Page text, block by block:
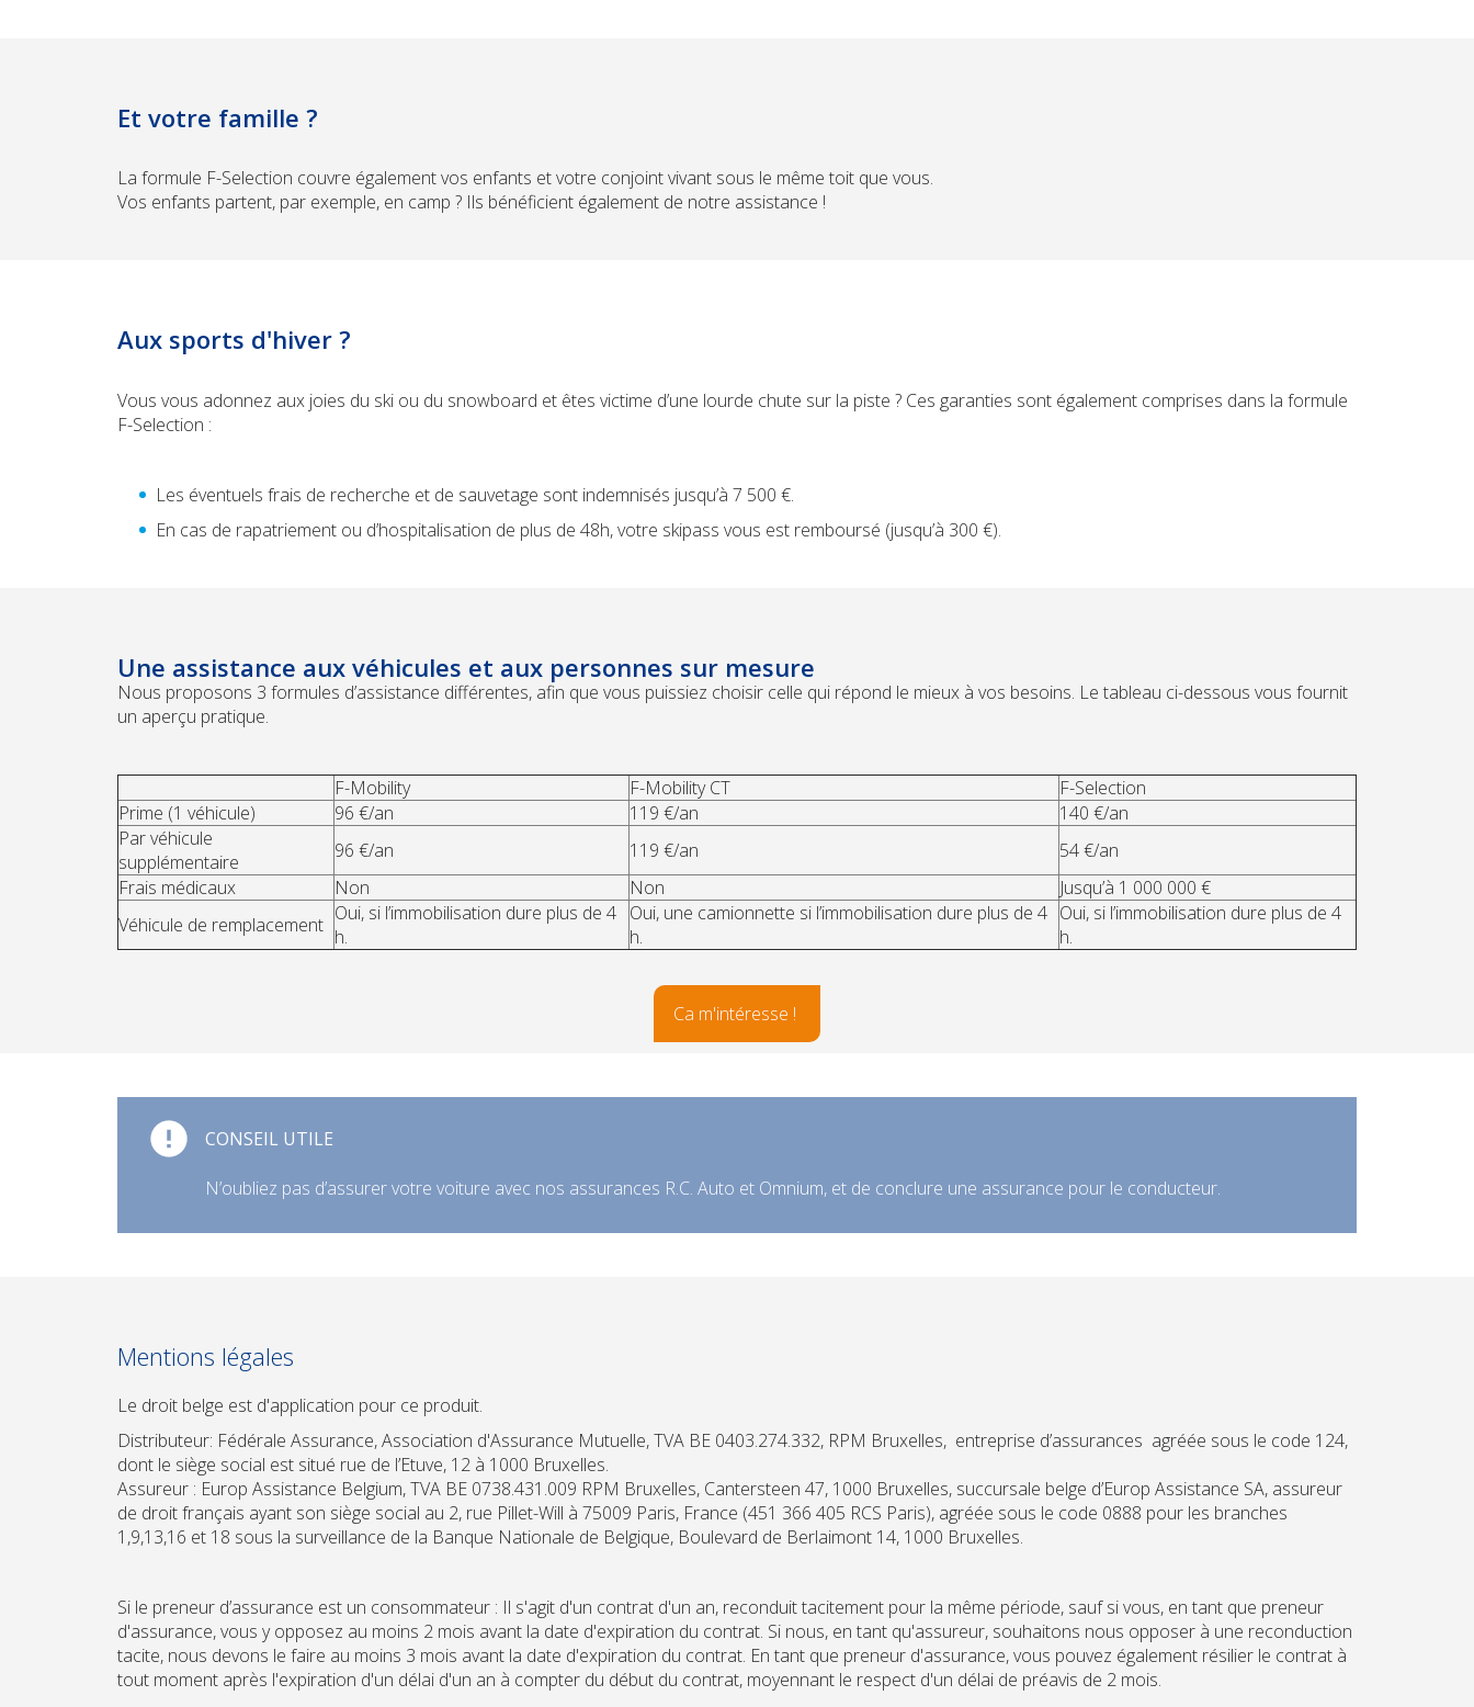
Et votre famille ?
La formule F-Selection couvre également vos enfants et votre conjoint vivant sous le même toit que vous.
Vos enfants partent, par exemple, en camp ? Ils bénéficient également de notre assistance !
Aux sports d'hiver ?
Vous vous adonnez aux joies du ski ou du snowboard et êtes victime d’une lourde chute sur la piste ? Ces garanties sont également comprises dans la formule
F-Selection :
Les éventuels frais de recherche et de sauvetage sont indemnisés jusqu’à 7 500 €.
En cas de rapatriement ou d’hospitalisation de plus de 48h, votre skipass vous est remboursé (jusqu’à 300 €).
Une assistance aux véhicules et aux personnes sur mesure
Nous proposons 3 formules d’assistance différentes, afin que vous puissiez choisir celle qui répond le mieux à vos besoins. Le tableau ci-dessous vous fournit
un aperçu pratique.
F-Mobility F-Mobility CT
F-Selection
Prime (1 véhicule)
96 €/an 119 €/an
140 €/an
Par véhicule
supplémentaire
96 €/an 119 €/an
54 €/an
Frais médicaux
Non Non
Jusqu’à 1 000 000 €
Véhicule de remplacement Oui, si l’immobilisation dure plus de 4
h.
Oui, une camionnette si l’immobilisation dure plus de 4
h.
Oui, si l’immobilisation dure plus de 4
h.
Ca m'intéresse !
CONSEIL UTILE
N’oubliez pas d’assurer votre voiture avec nos assurances R.C. Auto et Omnium, et de conclure une assurance pour le conducteur.
Mentions légales
Le droit belge est d'application pour ce produit.
Distributeur: Fédérale Assurance,Association d'Assurance Mutuelle, TVA BE 0403.274.332, RPM Bruxelles, entreprise d’assurances agréée sous le code 124,
dont le siège social est situé rue de l’Etuve, 12 à 1000 Bruxelles.
Assureur : Europ Assistance Belgium, TVA BE 0738.431.009 RPM Bruxelles, Cantersteen 47, 1000 Bruxelles, succursale belge d’Europ Assistance SA, assureur
de droit français ayant son siège social au 2, rue Pillet-Will à 75009 Paris, France (451 366 405 RCS Paris), agréée sous le code 0888 pour les branches
1,9,13,16 et 18 sous la surveillance de la Banque Nationale de Belgique, Boulevard de Berlaimont 14, 1000 Bruxelles.
Si le preneur d’assurance est un consommateur : Il s'agit d'un contrat d'un an, reconduit tacitement pour la même période, sauf si vous, en tant que preneur
d'assurance, vous y opposez au moins 2 mois avant la date d'expiration du contrat. Si nous, en tant qu'assureur, souhaitons nous opposer à une reconduction
tacite, nous devons le faire au moins 3 mois avant la date d'expiration du contrat. En tant que preneur d'assurance, vous pouvez également résilier le contrat à
tout moment après l'expiration d'un délai d'un an à compter du début du contrat, moyennant le respect d'un délai de préavis de 2 mois.